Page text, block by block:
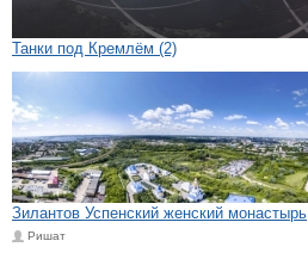
Танки под Кремлём (2)
Зилантов Успенский женский монастырь
Ришат